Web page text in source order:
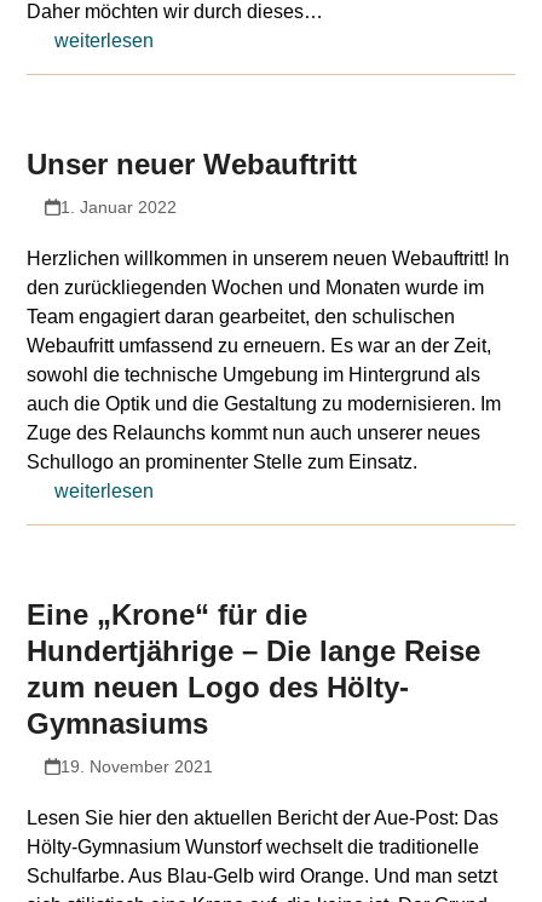
Daher möchten wir durch dieses…
weiterlesen
Unser neuer Webauftritt
1. Januar 2022
Herzlichen willkommen in unserem neuen Webauftritt! In
den zurückliegenden Wochen und Monaten wurde im
Team engagiert daran gearbeitet, den schulischen
Webaufritt umfassend zu erneuern. Es war an der Zeit,
sowohl die technische Umgebung im Hintergrund als
auch die Optik und die Gestaltung zu modernisieren. Im
Zuge des Relaunchs kommt nun auch unserer neues
Schullogo an prominenter Stelle zum Einsatz.
weiterlesen
Eine „Krone“ für die
Hundertjährige – Die lange Reise
zum neuen Logo des Hölty-
Gymnasiums
19. November 2021
Lesen Sie hier den aktuellen Bericht der Aue-Post: Das
Hölty-Gymnasium Wunstorf wechselt die traditionelle
Schulfarbe. Aus Blau-Gelb wird Orange. Und man setzt